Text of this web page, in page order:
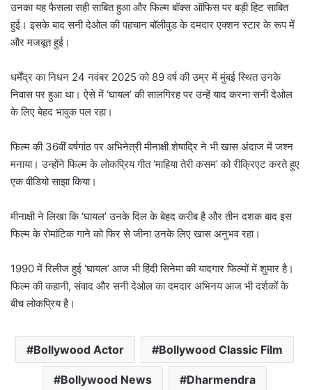
उनका यह फैसला सही साबित हुआ और फिल्म बॉक्स ऑफिस पर बड़ी हिट साबित
हुई। इसके बाद सनी देओल की पहचान बॉलीवुड के दमदार एक्शन स्टार के रूप में
और मजबूत हुई।
धर्मेंद्र का निधन 24 नवंबर 2025 को 89 वर्ष की उम्र में मुंबई स्थित उनके
निवास पर हुआ था। ऐसे में ‘घायल’ की सालगिरह पर उन्हें याद करना सनी देओल
के लिए बेहद भावुक पल रहा।
फिल्म की 36वीं वर्षगांठ पर अभिनेत्री मीनाक्षी शेषाद्रि ने भी खास अंदाज में जश्न
मनाया। उन्होंने फिल्म के लोकप्रिय गीत ‘माहिया तेरी कसम’ को रीक्रिएट करते हुए
एक वीडियो साझा किया।
मीनाक्षी ने लिखा कि ‘घायल’ उनके दिल के बेहद करीब है और तीन दशक बाद इस
फिल्म के रोमांटिक गाने को फिर से जीना उनके लिए खास अनुभव रहा।
1990 में रिलीज हुई ‘घायल’ आज भी हिंदी सिनेमा की यादगार फिल्मों में शुमार है।
फिल्म की कहानी, संवाद और सनी देओल का दमदार अभिनय आज भी दर्शकों के
बीच लोकप्रिय है।
Bollywood Actor Bollywood Classic Film
Bollywood News Dharmendra